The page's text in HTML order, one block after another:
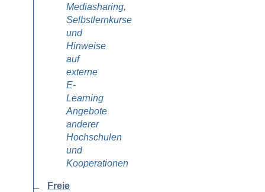
Mediasharing,
Selbstlernkurse
und
Hinweise
auf
externe
E-
Learning
Angebote
anderer
Hochschulen
und
Kooperationen
Freie